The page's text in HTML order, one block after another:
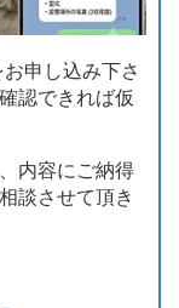
申し込み下さ
認できれば仮
内容にご納得
談させて頂き